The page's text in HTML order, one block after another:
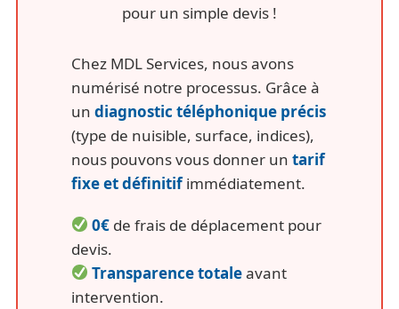
pour un simple devis !
Chez MDL Services, nous avons
numérisé notre processus. Grâce à
un diagnostic téléphonique précis
(type de nuisible, surface, indices),
nous pouvons vous donner un tarif
fixe et définitifimmédiatement.
0€ de frais de déplacement pour
devis.
Transparence totaleavant
intervention.